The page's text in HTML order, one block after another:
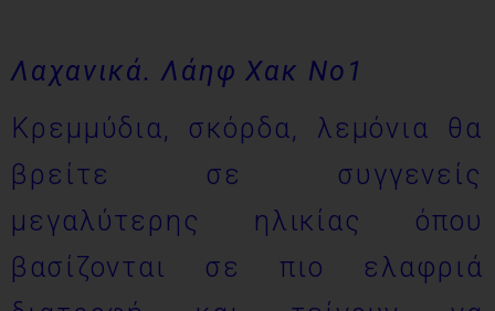
Λαχανικά. Λάηφ Χακ Νο1
Κρεμμύδια, σκόρδα, λεμόνια θα
βρείτε σε συγγενείς
μεγαλύτερης ηλικίας όπου
βασίζονται σε πιο ελαφριά